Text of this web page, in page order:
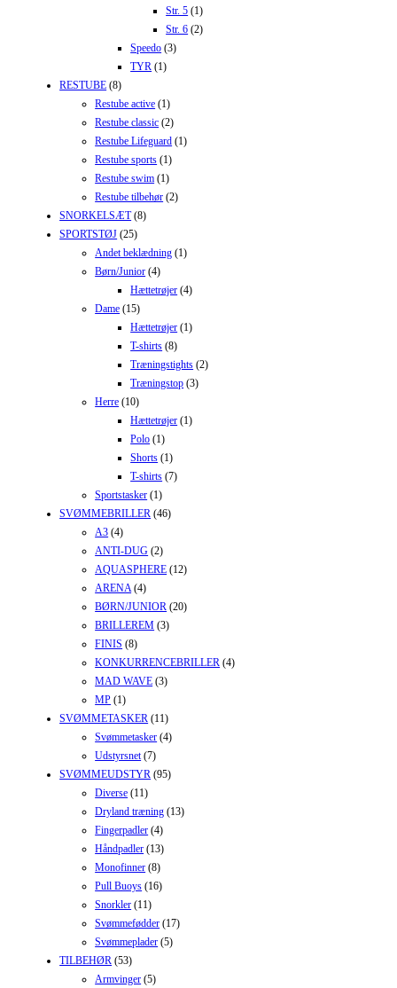
Str. 5 (1)
Str. 6 (2)
Speedo (3)
TYR (1)
RESTUBE (8)
Restube active (1)
Restube classic (2)
Restube Lifeguard (1)
Restube sports (1)
Restube swim (1)
Restube tilbehør (2)
SNORKELSÆT (8)
SPORTSTØJ (25)
Andet beklædning (1)
Børn/Junior (4)
Hættetrøjer (4)
Dame (15)
Hættetrøjer (1)
T-shirts (8)
Træningstights (2)
Træningstop (3)
Herre (10)
Hættetrøjer (1)
Polo (1)
Shorts (1)
T-shirts (7)
Sportstasker (1)
SVØMMEBRILLER (46)
A3 (4)
ANTI-DUG (2)
AQUASPHERE (12)
ARENA (4)
BØRN/JUNIOR (20)
BRILLEREM (3)
FINIS (8)
KONKURRENCEBRILLER (4)
MAD WAVE (3)
MP (1)
SVØMMETASKER (11)
Svømmetasker (4)
Udstyrsnet (7)
SVØMMEUDSTYR (95)
Diverse (11)
Dryland træning (13)
Fingerpadler (4)
Håndpadler (13)
Monofinner (8)
Pull Buoys (16)
Snorkler (11)
Svømmefødder (17)
Svømmeplader (5)
TILBEHØR (53)
Armvinger (5)